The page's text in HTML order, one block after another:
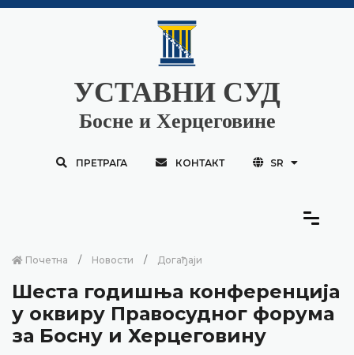
УСТАВНИ СУД
Босне и Херцеговине
ПРЕТРАГА КОНТАКТ SR
Почетна Новости Догађаји
Шеста годишња конференција
у оквиру Правосудног форума
за Босну и Херцеговину